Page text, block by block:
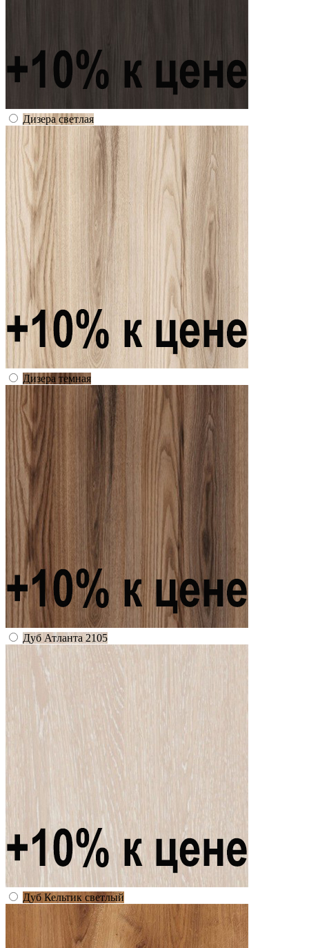
Дизера светлая
Дизера темная
Дуб Атланта 2105
Дуб Кельтик светлый